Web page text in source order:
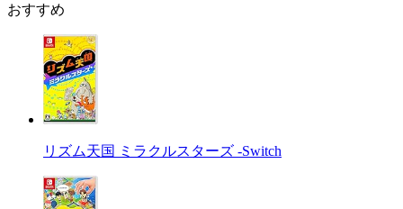
おすすめ
リズム天国 ミラクルスターズ -Switch